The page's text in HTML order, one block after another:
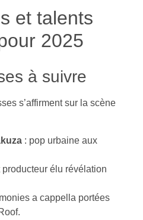
et talents
2025
à suivre
s’affirment sur la scène
: pop urbaine aux
producteur élu révélation
a cappella portées